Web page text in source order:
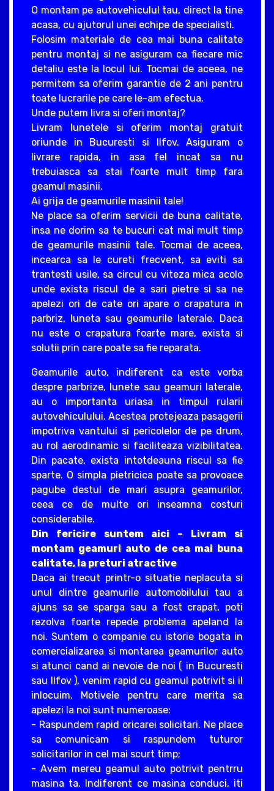
O montam pe autovehiculul tau, direct la tine
acasa, cu ajutorul unei echipe de specialisti.
Folosim materiale de cea mai buna calitate
pentru montaj si ne asiguram ca fiecare mic
detaliu este la locul lui. Tocmai de aceea, ne
permitem sa oferim garantie de 2 ani pentru
toate lucrarile pe care le-am efectua.
Unde putem livra si oferi montaj?
Livram lunetele si oferim montaj gratuit
oriunde in Bucuresti si Ilfov. Asiguram o
livrare rapida, in asa fel incat sa nu
trebuiasca sa stai foarte mult timp fara
geamul masinii.
Ai grija de geamurile masinii tale!
Ne place sa oferim servicii de buna calitate,
insa ne dorim sa te bucuri cat mai mult timp
de geamurile masinii tale. Tocmai de aceea,
incearca sa le cureti frecvent, sa eviti sa
trantesti usile, sa circul cu viteza mica acolo
unde exista riscul de a sari pietre si sa ne
apelezi ori de cate ori apare o crapatura in
parbriz, luneta sau geamurile laterale. Daca
nu este o crapatura foarte mare, exista si
solutii prin care poate sa fie reparata.
Geamurile auto, indiferent ca este vorba
despre parbrize, lunete sau geamuri laterale,
au o importanta uriasa in timpul rularii
autovehiculului. Acestea protejeaza pasagerii
impotriva vantului si pericolelor de pe drum,
au rol aerodinamic si faciliteaza vizibilitatea.
Din pacate, exista intotdeauna riscul sa fie
sparte. O simpla pietricica poate sa provoace
pagube destul de mari asupra geamurilor,
ceea ce de multe ori inseamna costuri
considerabile.
Din fericire suntem aici – Livram si
montam geamuri auto de cea mai buna
calitate, la preturi atractive
Daca ai trecut printr-o situatie neplacuta si
unul dintre geamurile automobilului tau a
ajuns sa se sparga sau a fost crapat, poti
rezolva foarte repede problema apeland la
noi. Suntem o companie cu istorie bogata in
comercializarea si montarea geamurilor auto
si atunci cand ai nevoie de noi ( in Bucuresti
sau Ilfov ), venim rapid cu geamul potrivit si il
inlocuim. Motivele pentru care merita sa
apelezi la noi sunt numeroase:
- Raspundem rapid oricarei solicitari. Ne place
sa comunicam si raspundem tuturor
solicitarilor in cel mai scurt timp;
- Avem mereu geamul auto potrivit pentrru
masina ta. Indiferent ce masina conduci, iti